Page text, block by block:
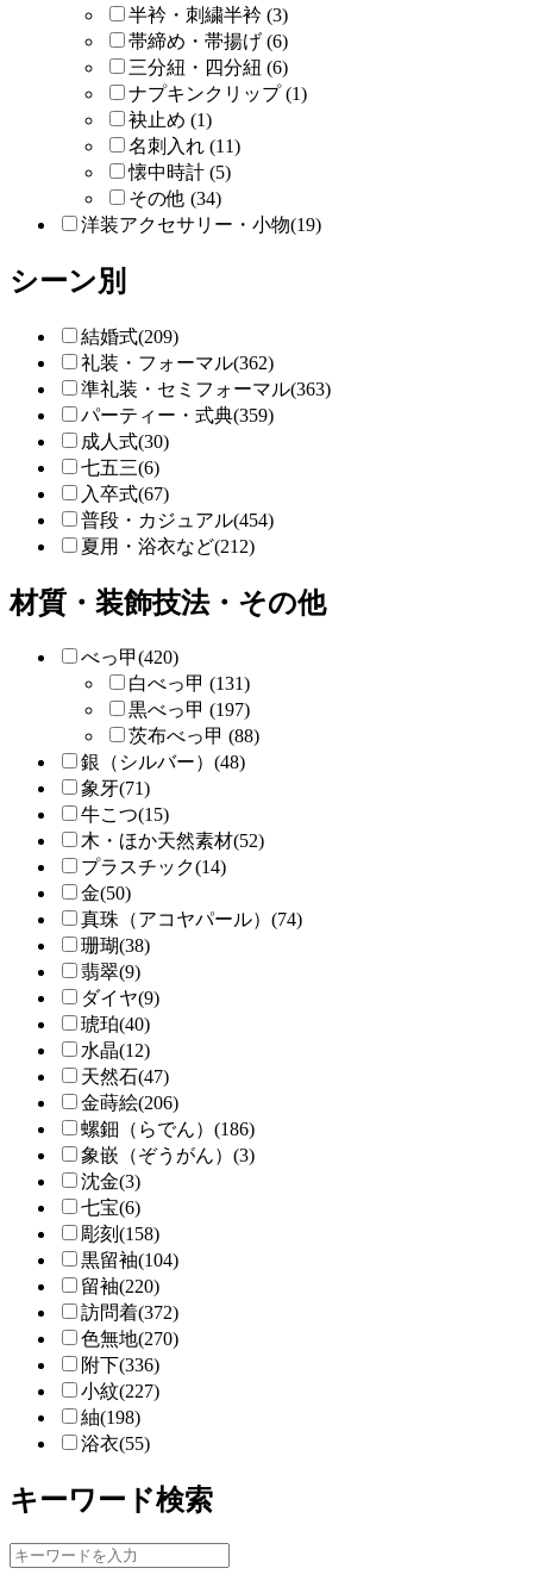
半衿・刺繍半衿 (3)
帯締め・帯揚げ (6)
三分紐・四分紐 (6)
ナプキンクリップ (1)
袂止め (1)
名刺入れ (11)
懐中時計 (5)
その他 (34)
洋装アクセサリー・小物(19)
シーン別
結婚式(209)
礼装・フォーマル(362)
準礼装・セミフォーマル(363)
パーティー・式典(359)
成人式(30)
七五三(6)
入卒式(67)
普段・カジュアル(454)
夏用・浴衣など(212)
材質・装飾技法・その他
べっ甲(420)
白べっ甲 (131)
黒べっ甲 (197)
茨布べっ甲 (88)
銀（シルバー）(48)
象牙(71)
牛こつ(15)
木・ほか天然素材(52)
プラスチック(14)
金(50)
真珠（アコヤパール）(74)
珊瑚(38)
翡翠(9)
ダイヤ(9)
琥珀(40)
水晶(12)
天然石(47)
金蒔絵(206)
螺鈿（らでん）(186)
象嵌（ぞうがん）(3)
沈金(3)
七宝(6)
彫刻(158)
黒留袖(104)
留袖(220)
訪問着(372)
色無地(270)
附下(336)
小紋(227)
紬(198)
浴衣(55)
キーワード検索